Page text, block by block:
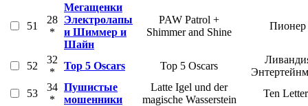
51
28
*
Мегащенки
Электролапы
и Шиммер и
Шайн
PAW Patrol +
Shimmer and Shine
Пионер
52
32
*
Top 5 Oscars Top 5 Oscars
53
34
*
Пушистые
мошенники
Latte Igel und der
magische Wasserstein
Ten